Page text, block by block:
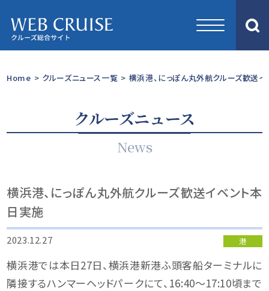
Home > クルーズニュース一覧 > 横浜港、にっぽん丸外航クルーズ歓送
クルーズニュース
News
横浜港、にっぽん丸外航クルーズ歓送イベント本
日実施
2023.12.27 港
横浜港では本日27日、横浜港新港ふ頭客船ターミナルに
隣接するハンマーヘッドパークにて、16:40～17:10頃まで